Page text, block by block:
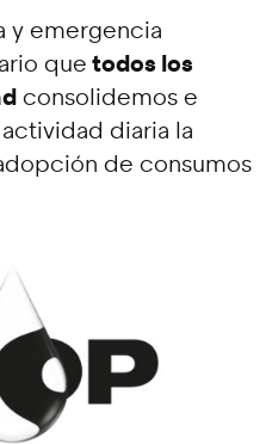
y emergencia
que todos los
consolidemos e
diaria la
de consumos